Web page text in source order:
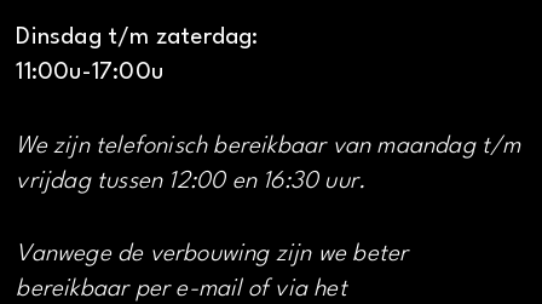
Dinsdag t/m zaterdag:
11:00u-17:00u
We zijn telefonisch bereikbaar van maandag t/m
vrijdag tussen 12:00 en 16:30 uur.
Vanwege de verbouwing zijn we beter
bereikbaar per e-mail of via het